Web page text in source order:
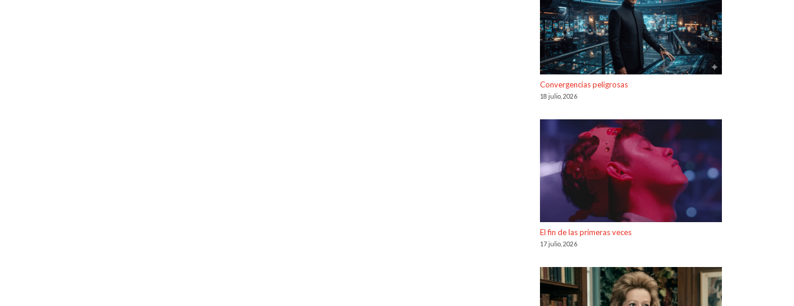
Convergencias peligrosas
18 julio, 2026
El fin de las primeras veces
17 julio, 2026